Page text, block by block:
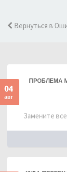
Вернуться в
04
авг
ПРОБЛЕМА
Замените